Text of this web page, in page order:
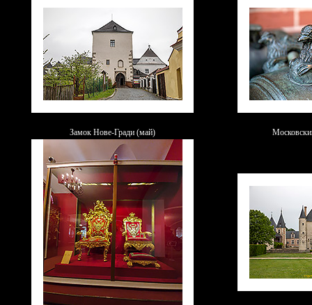
Замок Нове-Гради (май)